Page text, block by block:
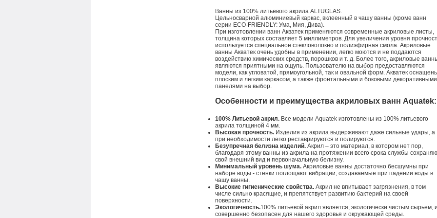
Ванны из 100% литьевого акрила ALTUGLAS.
Цельносварной алюминиевый каркас, вклеенный в чашу ванны (кроме ванн
серии ECO-FRIENDLY: Ума, Мия, Дива).
При изготовлении ванн Акватек применяются современные акриловые листы,
толщина которых составляет 5 миллиметров. Для увеличения уровня
используется специальное стекловолокно и полиэфирная смола. Акриловые
ванны Акватек очень удобны в применении, легко моются и не поддаются
воздействию химических средств, порошков и т. д. Более того, акриловые
являются приятными на ощупь. Пользователю на выбор предоставляются
модели, как угловатой, прямоугольной, так и овальной форм. Акватек
плоским и легким каркасом, а также фронтальными и боковыми декоративными
панелями на выбор.
Особенности и преимущества акриловых ванн Aquatek:
100% Литьевой акрил. Все модели Aquatek изготовлены из 100% литьевого
акрила толщиной 4 мм.
Высокая прочность. Изделия из акрила выдерживают даже сильные удары, а
при необходимости легко реставрируются и полируются.
Безупречная белизна изделий. Акрил – это материал, в котором нет пор,
благодаря этому ванны из акрила на протяжении всего срока службы
свой внешний вид и первоначальную белизну.
Минимальный уровень шума. Акриловые ванны достаточно бесшумны при
наборе воды - стенки поглощают вибрации, создаваемые при падении воды в
чашу ванны.
Высокие гигиенические свойства. Акрил не впитывает загрязнения, в том
числе сильно красящие, и препятствует развитию бактерий на своей
поверхности.
Экологичность.100% литьевой акрил является, экологически чистым сырьем, и
совершенно безопасен для нашего здоровья и окружающей среды.